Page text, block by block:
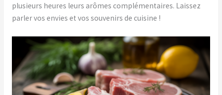
plusieurs heures leurs arômes complémentaires. Laissez
parler vos envies et vos souvenirs de cuisine !